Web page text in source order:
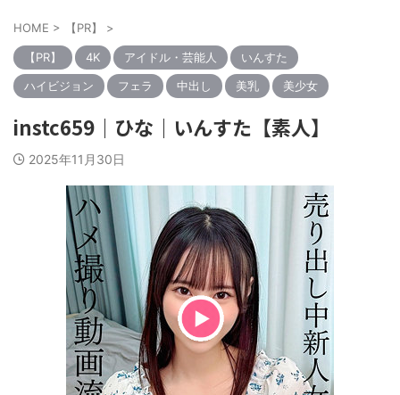
HOME > 【PR】 >
【PR】 4K アイドル・芸能人
いんすた
ハイビジョン
フェラ 中出し 美乳 美少女
instc659｜ひな｜いんすた【素人】
2025年11月30日